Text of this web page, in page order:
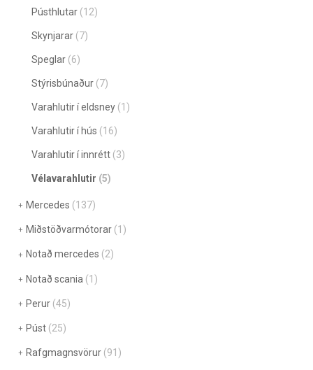
Pústhlutar (12)
Skynjarar (7)
Speglar (6)
Stýrisbúnaður (7)
Varahlutir í eldsney (1)
Varahlutir í hús (16)
Varahlutir í innrétt (3)
Vélavarahlutir (5)
Mercedes (137)
Miðstöðvarmótorar (1)
Notað mercedes (2)
Notað scania (1)
Perur (45)
Púst (25)
Rafgmagnsvörur (91)